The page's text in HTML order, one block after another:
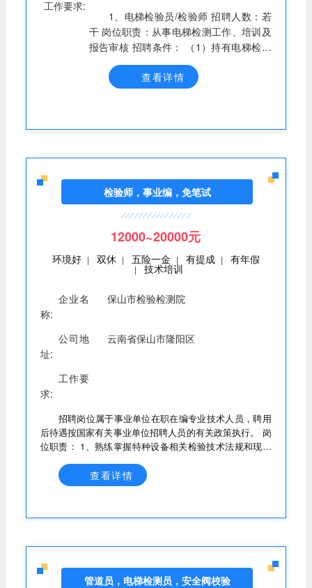
工作要求:
1、电梯检验员/检验师 招聘人数：若
干 岗位职责：从事电梯检测工作、培训及
报告审核 招聘条件： （1）持有电梯检验
员证/检验师证，证书未注册或在原单位注
册一年以上，或即将满一年； （2）熟练
使用特种设备相关检测仪器设备； （3）
工升降机、门桥机、场车等； 招聘条件：
证书未注册或在原单位注册一年以上，或
即将满一年； （2）熟练使用特种设备相
关检测仪器设备； （3）有起重机械生产
经历或维保经历者优先。 3、检测人员 招
聘人数：若干 岗位职责：从事机械产品检
测，并备考电梯/起重检验员证 招聘条件：
（1）有意从事检测工作，身体健康，无恐
高症； （2）大专及本科以上学历并取得
相应学位； （3）专业：机械类、电气
查看详情
检验师，事业编，免笔试
12000~20000元
环境好 | 双休 | 五险一金 | 有提成 | 有年假
| 技术培训
企业名
称:
保山市检验检测院
公司地
址:
云南省保山市隆阳区
工作要
求:
招聘岗位属于事业单位在职在编专业技术人员，聘用
后待遇按国家有关事业单位招聘人员的有关政策执行。 岗
位职责： 1、熟练掌握特种设备相关检验技术法规和现场
2、负责编制、制定压力容器、压力管道的方案以及现场检
测技术、人员安全、客户协调等； 3、负责压力容器、压
检测报告的校对和分析； 5、编制、修订特种设备管理体
管道检验师证。 2、年龄40周岁以下，具有高级职称的年
139****8966 朱老师 135****6366
查看详情
管道员，电梯检测员，安全阀校验